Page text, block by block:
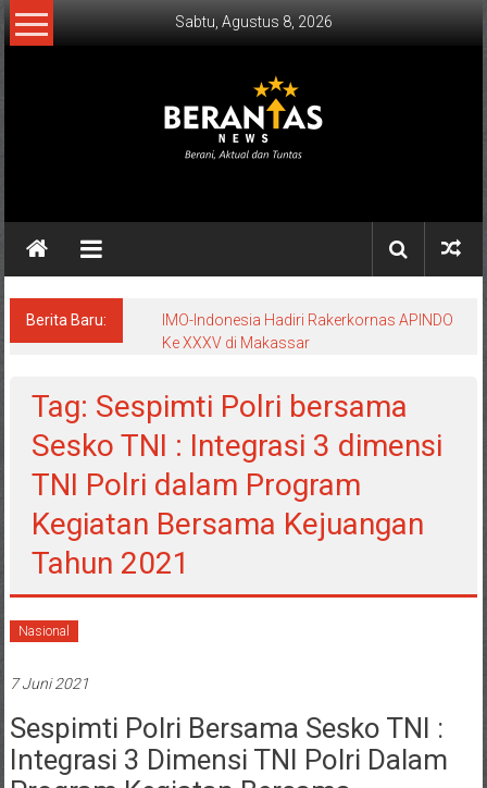
Lompat
ke
Sabtu, Agustus 8, 2026
NEWS
Aktual
Tuntas.
Berita Baru:
IMO-Indonesia Hadiri Rakerkornas APINDO
Ke XXXV di Makassar
Tag: Sespimti Polri bersama
Sesko TNI : Integrasi 3 dimensi
TNI Polri dalam Program
Kegiatan Bersama Kejuangan
Tahun 2021
Nasional
7 Juni 2021
Sespimti Polri Bersama Sesko TNI :
Integrasi 3 Dimensi TNI Polri Dalam